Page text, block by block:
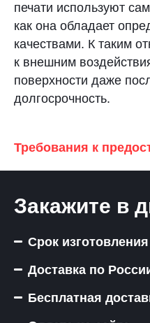
печати используют
как она обладает
качествами. К таким
к внешним
поверхности даже
долгосрочность.
Требования к
Закажите в
Срок
Доставка по
Бесплатная